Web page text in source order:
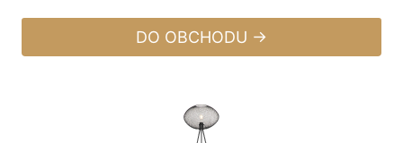
DO OBCHODU →